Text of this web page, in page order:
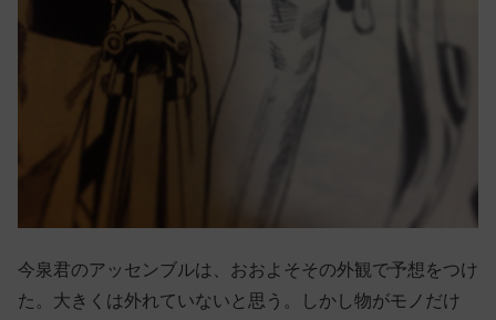
今泉君のアッセンブルは、おおよそその外観で予想をつけ
た。大きくは外れていないと思う。しかし物がモノだけ